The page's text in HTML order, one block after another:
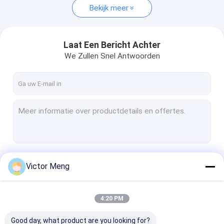
Bekijk meer
Laat Een Bericht Achter
We Zullen Snel Antwoorden
Victor Meng
4:20 PM
Good day, what product are you looking for?